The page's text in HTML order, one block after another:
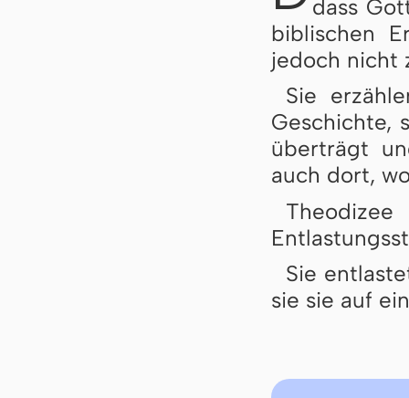
dass
biblischen
jedoch nicht
Sie
Geschichte,
überträgt
auch dort,
Sie
sie sie auf